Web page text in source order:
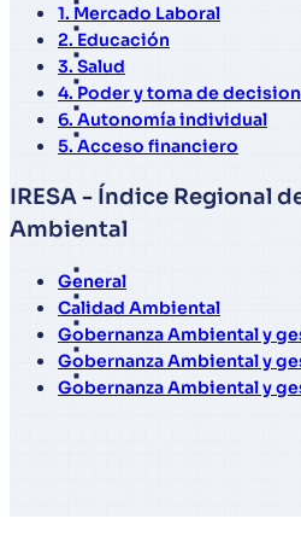
1. Mercado Laboral
2. Educación
3. Salud
4. Poder y toma de
6. Autonomía individual
5. Acceso financiero
IRESA - Índice Regional
Ambiental
General
Calidad Ambiental
Gobernanza Ambiental y
Gobernanza Ambiental y
Gobernanza Ambiental y